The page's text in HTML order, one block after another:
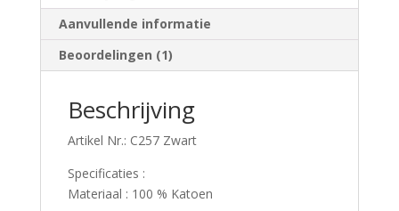
Aanvullende informatie
Beoordelingen (1)
Beschrijving
Artikel Nr.: C257 Zwart
Specificaties :
Materiaal : 100 % Katoen